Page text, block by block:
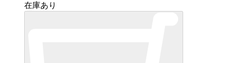
在庫あり